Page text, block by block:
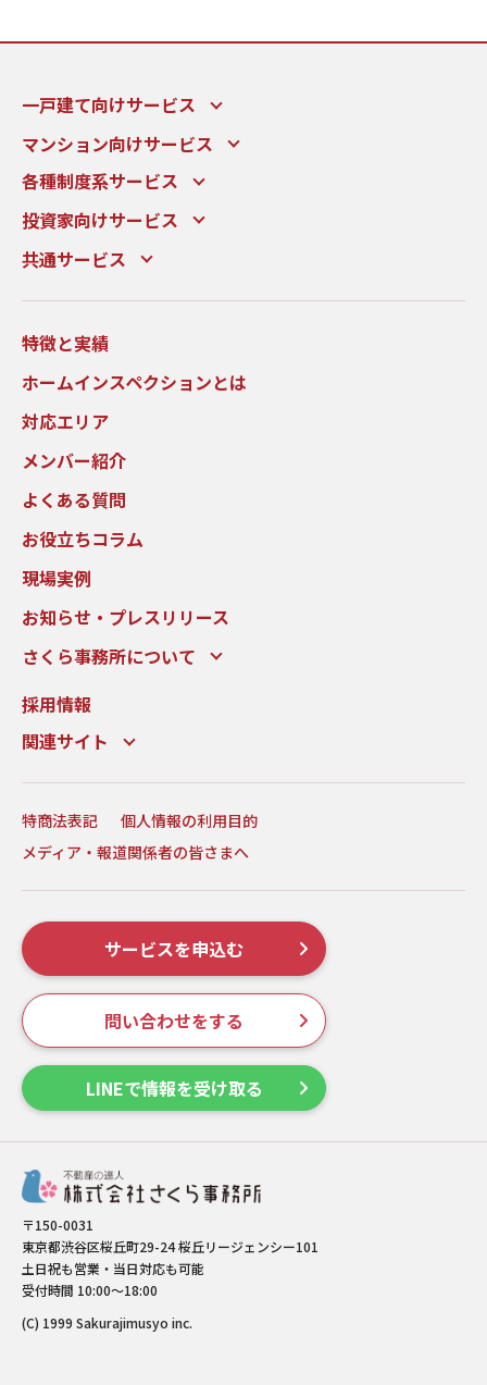
一戸建て向けサービス
マンション向けサービス
各種制度系サービス
投資家向けサービス
共通サービス
特徴と実績
ホームインスペクションとは
対応エリア
メンバー紹介
よくある質問
お役立ちコラム
現場実例
お知らせ・プレスリリース
さくら事務所について
採用情報
関連サイト
特商法表記
個人情報の利用目的
メディア・報道関係者の皆さまへ
サービスを申込む
問い合わせをする
LINEで情報を受け取る
〒150-0031
東京都渋谷区桜丘町29-24 桜丘リージェンシー101
土日祝も営業・当日対応も可能
受付時間 10:00～18:00
(C) 1999 Sakurajimusyo inc.